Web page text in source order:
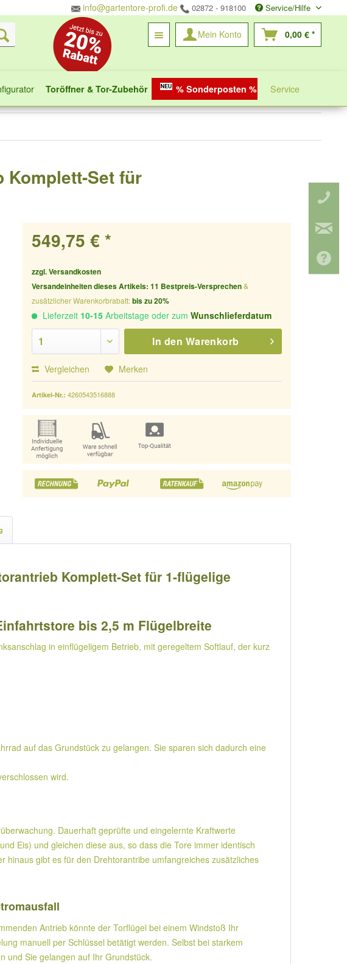
info@gartentore-profi.de 02872 - 918100 Service/Hilfe
Mein Konto 0,00 € *
Toröffner & Tor-Zubehör % Sonderposten % Service
Komplett-Set für
549,75 € *
zzgl. Versandkosten
Versandeinheiten dieses Artikels: 11 Bestpreis-Versprechen&
zusätzlicher Warenkorbrabatt:bis zu 20%
Lieferzeit 10-15 Arbeitstage oder zumWunschlieferdatum
In den Warenkorb
Vergleichen Merken
Artikel-Nr.:4260543516888
Komplett-Set für 1-flügelige
bis 2,5 m Flügelbreite
in einflügeligem Betrieb, mit geregeltem Softlauf, der kurz
auf das Grundstück zu gelangen. Sie sparen sich dadurch eine
wird.
Dauerhaft geprüfte und eingelernte Kraftwerte
Eis) und gleichen diese aus, so dass die Tore immer identisch
gibt es für den Drehtorantribe umfangreiches zusätzliches
Antrieb könnte der Torflügel bei einem Windstoß Ihr
manuell per Schlüssel betätigt werden. Selbst bei starkem
und Sie gelangen auf Ihr Grundstück.